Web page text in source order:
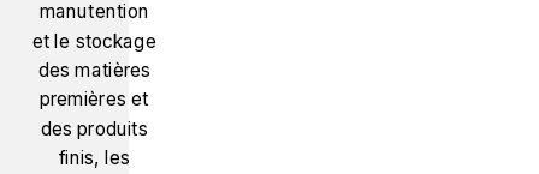
manutention
et le stockage
des matières
premières et
des produits
finis, les